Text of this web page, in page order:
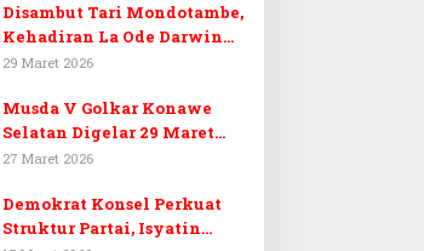
Konawe Selatan
Disambut Tari Mondotambe,
Kehadiran La Ode Darwin
Hangatkan Musda V Golkar
29 Maret 2026
Musda V Golkar Konawe
Selatan Digelar 29 Maret
2026, Dukungan Menguat
27 Maret 2026
Demokrat Konsel Perkuat
Struktur Partai, Isyatin